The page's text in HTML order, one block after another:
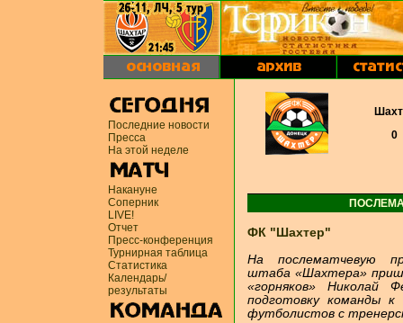
Последние новости
Пресса
На этой неделе
Накануне
Соперник
LIVE!
Отчет
Пресс-конференция
Турнирная таблица
Статистика
Календарь/
результаты
0
ФК "Шахтер"
На послематчевую
штаба «Шахтера»
«горняков» Николай
подготовку команды
футболистов с